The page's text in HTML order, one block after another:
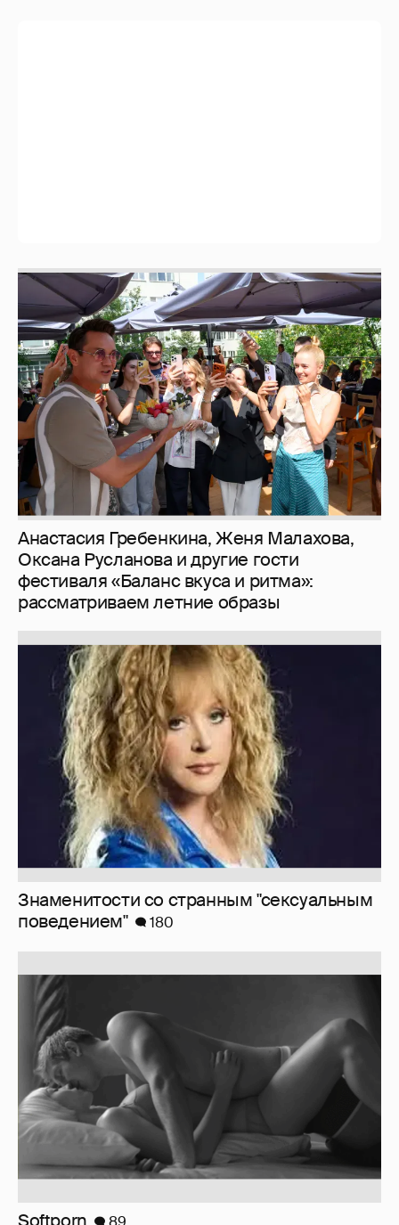
Анастасия Гребенкина, Женя Малахова,
Оксана Русланова и другие гости
фестиваля «Баланс вкуса и ритма»:
рассматриваем летние образы
Знаменитости со странным "сексуальным
поведением"
180
Softporn